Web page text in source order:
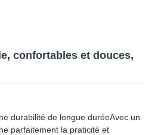
confortables et douces,
durabilité de longue duréeAvec un
parfaitement la praticité et